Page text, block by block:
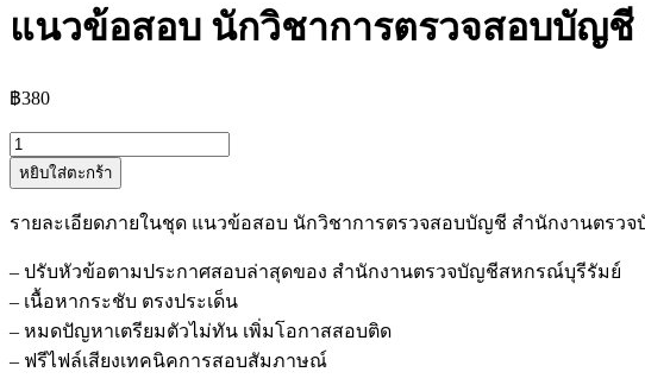
แนวข้อสอบ นักวิชาการตรวจสอบบัญ
฿380
จำนวน
แนว
นัก
วิชาการ
ตรวจ
สอบ
บัญชี
หยิบใส่ตะกร้า
รายละเอียดภายในชุด แนวข้อสอบ นักวิชาการตรวจสอบบัญชี สำนักงานตรว
– ปรับหัวข้อตามประกาศสอบล่าสุดของ สำนักงานตรวจบัญชีสหกรณ์บุรีรัมย์
– เนื้อหากระชับ ตรงประเด็น
– หมดปัญหาเตรียมตัวไม่ทัน เพิ่มโอกาสสอบติด
– ฟรีไฟล์เสียงเทคนิคการสอบสัมภาษณ์